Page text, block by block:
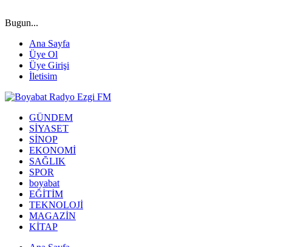
Bugun...
Ana Sayfa
Üye Ol
Üye Girişi
İletisim
GÜNDEM
SİYASET
SİNOP
EKONOMİ
SAĞLIK
SPOR
boyabat
EĞİTİM
TEKNOLOJİ
MAGAZİN
KİTAP